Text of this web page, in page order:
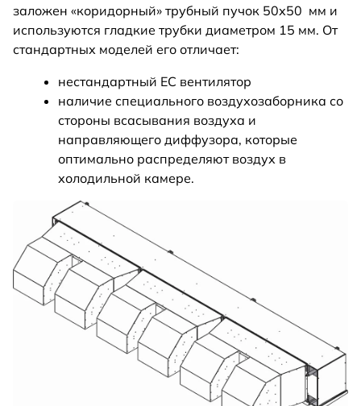
заложен «коридорный» трубный пучок 50х50 мм и
используются гладкие трубки диаметром 15 мм. От
стандартных моделей его отличает:
нестандартный EC вентилятор
наличие специального воздухозаборника со
стороны всасывания воздуха и
направляющего диффузора, которые
оптимально распределяют воздух в
холодильной камере.